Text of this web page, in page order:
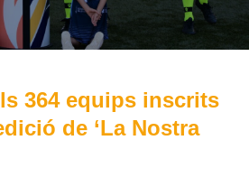
364 equips inscrits
de ‘La Nostra